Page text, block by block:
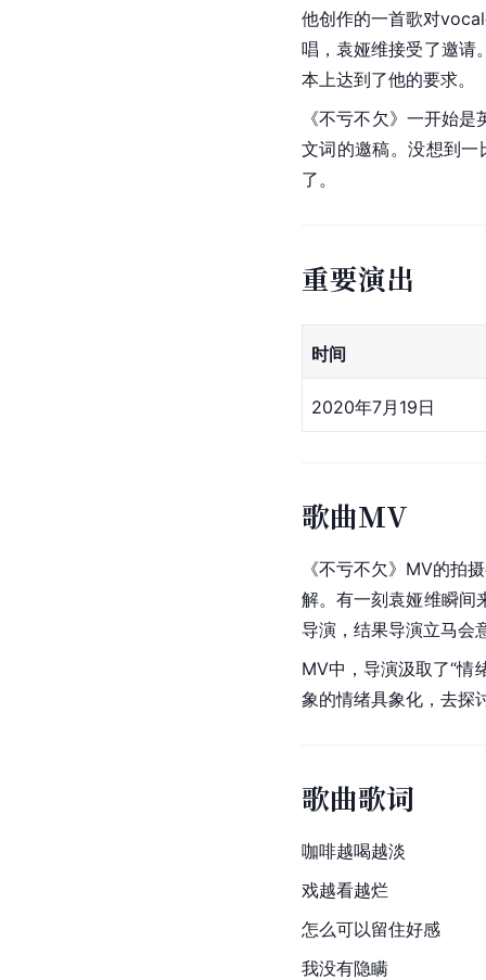
他创作的一首歌对
唱，袁娅维接受了邀请
本上达到了他的要求。
《不亏不欠》一开始
文词的邀稿。没想到
了。
重要演出
时间
2020年7月19日
歌曲MV
《不亏不欠》MV的拍
解。有一刻袁娅维瞬间
导演，结果导演立马会
MV中，导演汲取了“情
象的情绪具象化，去探
歌曲歌词
咖啡越喝越淡
戏越看越烂
怎么可以留住好感
我没有隐瞒